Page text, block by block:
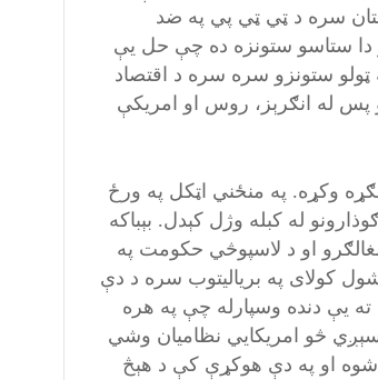
سره د ټي ټي پي په ضد
دا ستاسو ستونزه ده چې حل يې
ستونزو سره سره د اقتصاد
پس له انګرېز، روس او امريکې
وکړه. په منځني اټکل په ورځ
له کبله وژل کېدل. بېباکه
او د لاسپوڅي حکومت په
کولای په برياليتوب سره د دې
يې دنده وسپارله چې په هره
څو امريکايي نظاميان وشي
او په دې هوکړې کې د هېڅ